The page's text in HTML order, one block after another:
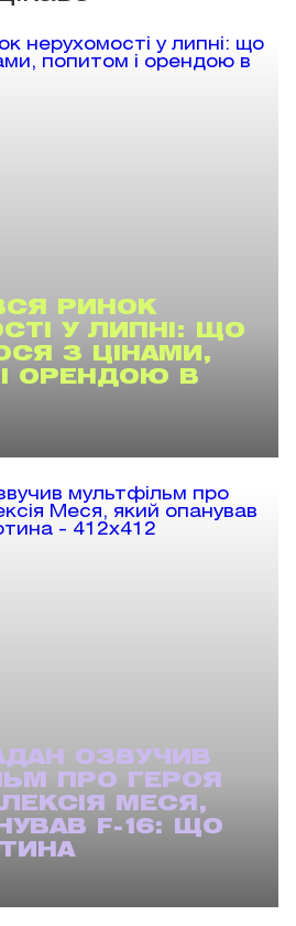
РИНОК
У ЛИПНІ: ЩО
З ЦІНАМИ,
ОРЕНДОЮ В
ОЗВУЧИВ
ПРО ГЕРОЯ
МЕСЯ,
F-16: ЩО